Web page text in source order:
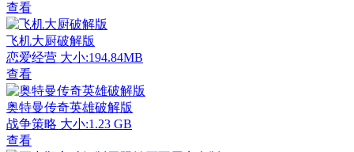
查看
飞机大厨破解版
恋爱经营 大小:194.84MB
查看
奥特曼传奇英雄破解版
战争策略 大小:1.23 GB
查看